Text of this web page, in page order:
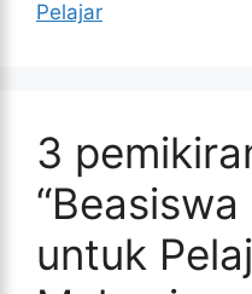
Pelajar
3
untuk